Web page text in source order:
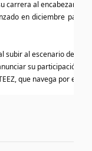
su carrera al encabezar
en diciembre
subir al escenario del
su participación
que navega por el